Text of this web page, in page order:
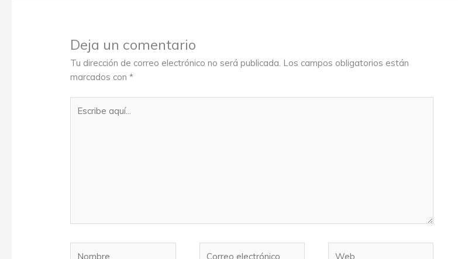
Deja un comentario
Tu dirección de correo electrónico no será publicada. Los campos obligatorios están
marcados con*
aquí...